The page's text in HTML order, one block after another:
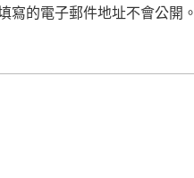
寫的電子郵件地址不會公開。